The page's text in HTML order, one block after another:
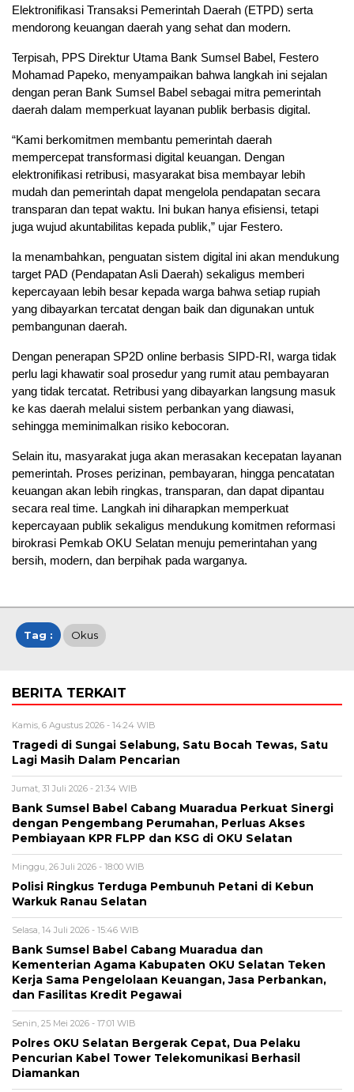
Elektronifikasi Transaksi Pemerintah Daerah (ETPD) serta
mendorong keuangan daerah yang sehat dan modern.
Terpisah, PPS Direktur Utama Bank Sumsel Babel, Festero
Mohamad Papeko, menyampaikan bahwa langkah ini sejalan
dengan peran Bank Sumsel Babel sebagai mitra pemerintah
daerah dalam memperkuat layanan publik berbasis digital.
“Kami berkomitmen membantu pemerintah daerah
mempercepat transformasi digital keuangan. Dengan
elektronifikasi retribusi, masyarakat bisa membayar lebih
mudah dan pemerintah dapat mengelola pendapatan secara
transparan dan tepat waktu. Ini bukan hanya efisiensi, tetapi
juga wujud akuntabilitas kepada publik,” ujar Festero.
Ia menambahkan, penguatan sistem digital ini akan mendukung
target PAD (Pendapatan Asli Daerah) sekaligus memberi
kepercayaan lebih besar kepada warga bahwa setiap rupiah
yang dibayarkan tercatat dengan baik dan digunakan untuk
pembangunan daerah.
Dengan penerapan SP2D online berbasis SIPD-RI, warga tidak
perlu lagi khawatir soal prosedur yang rumit atau pembayaran
yang tidak tercatat. Retribusi yang dibayarkan langsung masuk
ke kas daerah melalui sistem perbankan yang diawasi,
sehingga meminimalkan risiko kebocoran.
Selain itu, masyarakat juga akan merasakan kecepatan layanan
pemerintah. Proses perizinan, pembayaran, hingga pencatatan
keuangan akan lebih ringkas, transparan, dan dapat dipantau
secara real time. Langkah ini diharapkan memperkuat
kepercayaan publik sekaligus mendukung komitmen reformasi
birokrasi Pemkab OKU Selatan menuju pemerintahan yang
bersih, modern, dan berpihak pada warganya.
Tag : Okus
BERITA TERKAIT
Kamis, 6 Agustus 2026 - 14:24 WIB
Tragedi di Sungai Selabung, Satu Bocah Tewas, Satu
Lagi Masih Dalam Pencarian
Jumat, 31 Juli 2026 - 21:34 WIB
Bank Sumsel Babel Cabang Muaradua Perkuat Sinergi
dengan Pengembang Perumahan, Perluas Akses
Pembiayaan KPR FLPP dan KSG di OKU Selatan
Minggu, 26 Juli 2026 - 18:00 WIB
Polisi Ringkus Terduga Pembunuh Petani di Kebun
Warkuk Ranau Selatan
Selasa, 14 Juli 2026 - 15:46 WIB
Bank Sumsel Babel Cabang Muaradua dan
Kementerian Agama Kabupaten OKU Selatan Teken
Kerja Sama Pengelolaan Keuangan, Jasa Perbankan,
dan Fasilitas Kredit Pegawai
Senin, 25 Mei 2026 - 17:01 WIB
Polres OKU Selatan Bergerak Cepat, Dua Pelaku
Pencurian Kabel Tower Telekomunikasi Berhasil
Diamankan